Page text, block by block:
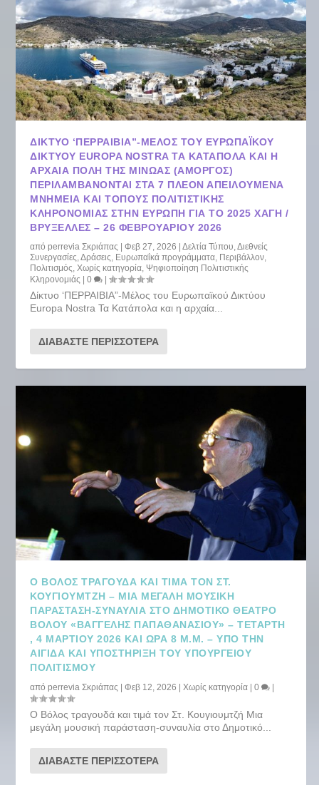
ΔΊΚΤΥΟ ‘ΠΕΡΡΑΙΒΙΑ”-ΜΈΛΟΣ ΤΟΥ ΕΥΡΩΠΑΪΚΟΎ
ΔΙΚΤΎΟΥ EUROPA NOSTRA ΤΑ ΚΑΤΆΠΟΛΑ ΚΑΙ Η
ΑΡΧΑΊΑ ΠΌΛΗ ΤΗΣ ΜΙΝΏΑΣ (ΑΜΟΡΓΌΣ)
ΠΕΡΙΛΑΜΒΆΝΟΝΤΑΙ ΣΤΑ 7 ΠΛΈΟΝ ΑΠΕΙΛΟΎΜΕΝΑ
ΜΝΗΜΕΊΑ ΚΑΙ ΤΌΠΟΥΣ ΠΟΛΙΤΙΣΤΙΚΉΣ
ΚΛΗΡΟΝΟΜΙΆΣ ΣΤΗΝ ΕΥΡΏΠΗ ΓΙΑ ΤΟ 2025 ΧΆΓΗ /
ΒΡΥΞΈΛΛΕΣ – 26 ΦΕΒΡΟΥΑΡΊΟΥ 2026
απόperrevia Σκριάπας |Φεβ 27, 2026 |Δελτία Τύπου,Διεθνείς
Συνεργασίες,Δράσεις, Ευρωπαΐκά προγράμματα, Περιβάλλον,
Πολιτισμός,Χωρίς κατηγορία, Ψηφιοποίηση Πολιτιστικής
Κληρονομιάς
|0 |
Δίκτυο ‘ΠΕΡΡΑΙΒΙΑ”-Μέλος του Ευρωπαϊκού Δικτύου
Europa Nostra Τα Κατάπολα και η αρχαία...
ΔΙΑΒΆΣΤΕ ΠΕΡΙΣΣΌΤΕΡΑ
Ο ΒΌΛΟΣ ΤΡΑΓΟΥΔΆ ΚΑΙ ΤΙΜΆ ΤΟΝ ΣΤ.
ΚΟΥΓΙΟΥΜΤΖΉ – ΜΙΑ ΜΕΓΆΛΗ ΜΟΥΣΙΚΉ
ΠΑΡΆΣΤΑΣΗ-ΣΥΝΑΥΛΊΑ ΣΤΟ ΔΗΜΟΤΙΚΌ ΘΈΑΤΡΟ
ΒΌΛΟΥ «ΒΑΓΓΈΛΗΣ ΠΑΠΑΘΑΝΑΣΊΟΥ» – ΤΕΤΆΡΤΗ
, 4 ΜΑΡΤΊΟΥ 2026 ΚΑΙ ΏΡΑ 8 Μ.Μ. – ΥΠΌ ΤΗΝ
ΑΙΓΊΔΑ ΚΑΙ ΥΠΟΣΤΉΡΙΞΗ ΤΟΥ ΥΠΟΥΡΓΕΊΟΥ
ΠΟΛΙΤΙΣΜΟΎ
απόperrevia Σκριάπας |Φεβ 12, 2026 | Χωρίς κατηγορία |0 |
Ο Βόλος τραγουδά και τιμά τον Στ. Κουγιουμτζή Μια
μεγάλη μουσική παράσταση-συναυλία στο Δημοτικό...
ΔΙΑΒΆΣΤΕ ΠΕΡΙΣΣΌΤΕΡΑ